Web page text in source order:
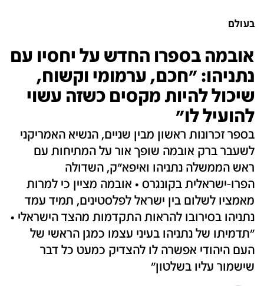
בעולם
אובמה בספרו החדש על יחסיו עם
נתניהו: "חכם, ערמומי וקשוח,
שיכול להיות מקסים כשזה עשוי
להועיל לו"
בספר זכרונות ראשון מבין שניים, הנשיא האמריקני
לשעבר ברק אובמה שופך אור על המתיחות עם
ראש הממשלה נתניהו ואיפא"ק, השדולה
הפרו-ישראלית בקונגרס • אובמה מציין כי למרות
מאמציו לשלום בין ישראל לפלסטינים, תמיד עמד
נתניהו בסירובו להראות התקדמות מהצד הישראלי •
"תדמיתו של נתניהו בעיני עצמו כמגן הראשי של
העם היהודי אפשרה לו להצדיק כמעט כל דבר
שישמור עליו בשלטון"